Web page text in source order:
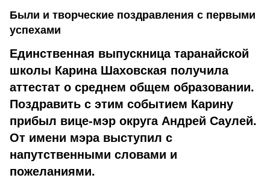
Были и творческие поздравления с первыми
успехами
Единственная выпускница таранайской
школы Карина Шаховская получила
аттестат о среднем общем образовании.
Поздравить с этим событием Карину
прибыл вице-мэр округа Андрей Саулей.
От имени мэра выступил с
напутственными словами и
пожеланиями.